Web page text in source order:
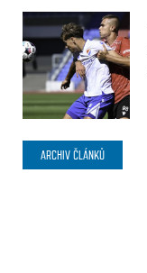
ARCHIV ČLÁNKŮ